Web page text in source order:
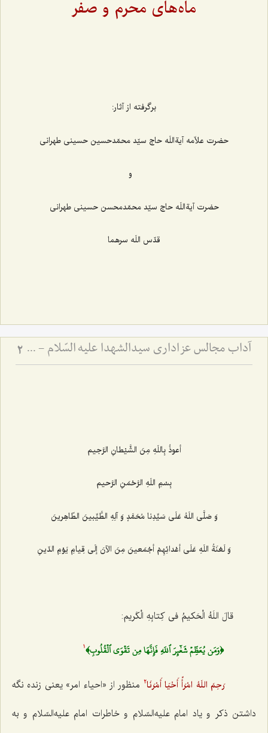
ماه‌های محرم و صفر
برگرفته از آثار:
حضرت علاّمه آیةاللَه حاج سیّد محمّدحسین حسینی طهرانی
و
حضرت آیةاللَه حاج سیّد محمّدمحسن حسینی طهرانی
قدّس اللَه سرهما
آداب مجالس عزاداری سیدالشهدا علیه السّلام - و دستورات بزرگان راجع به ماه‌های محرم و صفر 2
أعوذُ بِاللَهِ مِنَ الشَّیْطانِ الرَّجیم‌
بِسْمِ اللَهِ الرَّحْمَنِ الرَّحیم‌
وَ صَلَّی اللَهُ عَلَی سَیِّدِنا مُحَمَّدٍ وَ آلِهِ الطَّیِّبینَ الطّاهِرینَ‌
وَ لَعْنَةُ اللَهِ عَلَی أعْدائِهِمْ أجْمَعینَ مِنَ الآنَ إلَی قِیامِ یَوْمِ الدّینِ‌
قالَ اللَهُ الْحَکیمُ فی کِتابِهِ الْکَریم:
﴿وَمَن يُعَظِّمۡ شَعٰٓئِرَ ٱللَهِ فَإِنَّهَا مِن تَقۡوَى ٱلۡقُلُوبِ﴾1
رَحِمَ اللَهُ امْرَأً أَحْیَا أَمْرَنَا2
منظور از «احیاء امر» یعنی زنده نگه
داشتن ذکر و یاد امام علیه‌السّلام و خاطرات امام علیه‌السّلام و به